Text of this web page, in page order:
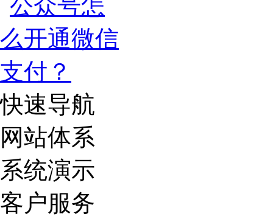
快速导航
网站体系
系统演示
客户服务